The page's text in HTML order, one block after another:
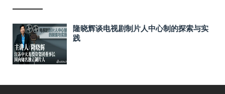
隆晓辉谈电视剧制片人中心制的探索与实
践